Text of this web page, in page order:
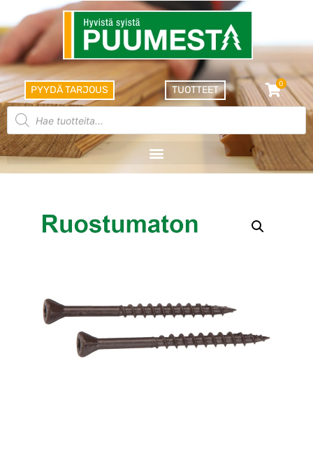
PYYDÄ TARJOUS TUOTTEET
0